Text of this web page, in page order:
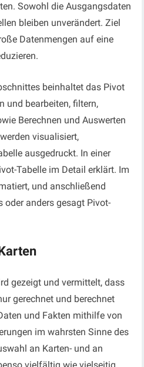
Sowohl die Ausgangsdaten
bleiben unverändert. Ziel
Datenmengen auf eine
beinhaltet das Pivot
und bearbeiten, filtern,
Berechnen und Auswerten
visualisiert,
ausgedruckt. In einer
Tabelle im Detail erklärt. Im
und anschließend
oder anders gesagt Pivot-
gezeigt und vermittelt, dass
gerechnet und berechnet
und Fakten mithilfe von
im wahrsten Sinne des
an Karten- und an